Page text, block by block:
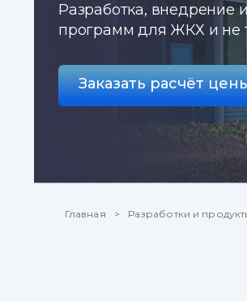
Разработка, внедрение
программ для ЖКХ и не
Заказать расчёт
Главная Разработки и